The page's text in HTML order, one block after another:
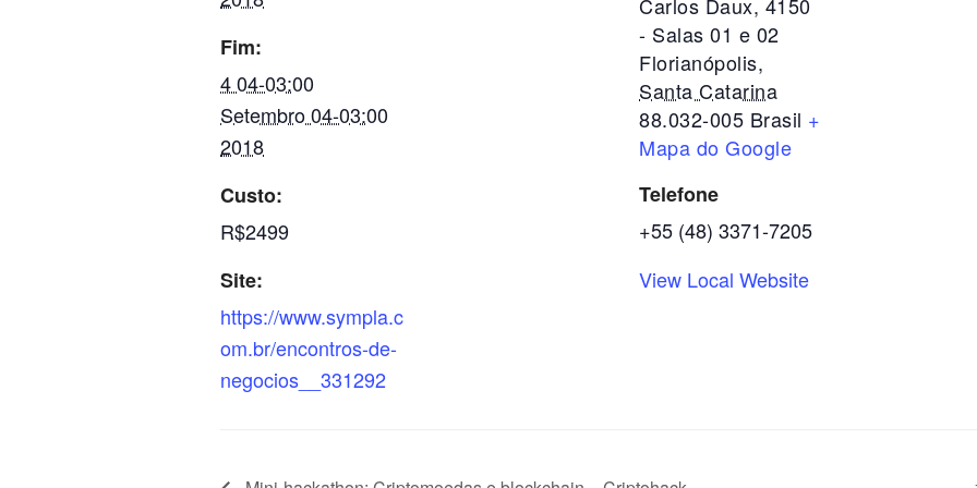
Fim:
4 04-03:00
Setembro 04-03:00
2018
Custo:
R$2499
Site:
https://www.sympla.c
om.br/encontros-de-
negocios__331292
- Salas 01 e 02
Florianópolis,
Santa Catarina
88.032-005 Brasil +
Mapa do Google
Telefone
+55 (48) 3371-7205
View Local Website